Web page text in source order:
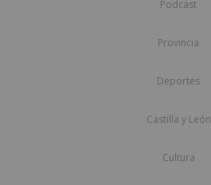
Podcast
Provincia
Deportes
Castilla y León
Cultura